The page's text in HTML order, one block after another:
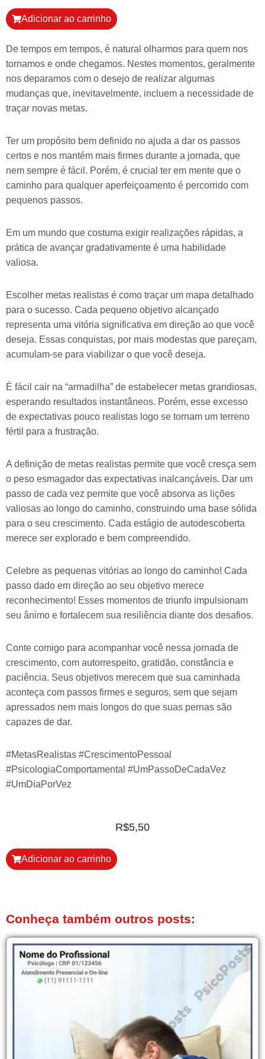
Adicionar ao carrinho
De tempos em tempos, é natural olharmos para quem nos
tornamos e onde chegamos. Nestes momentos, geralmente
nos deparamos com o desejo de realizar algumas
mudanças que, inevitavelmente, incluem a necessidade de
traçar novas metas.
Ter um propósito bem definido no ajuda a dar os passos
certos e nos mantém mais firmes durante a jornada, que
nem sempre é fácil. Porém, é crucial ter em mente que o
caminho para qualquer aperfeiçoamento é percorrido com
pequenos passos.
Em um mundo que costuma exigir realizações rápidas, a
prática de avançar gradativamente é uma habilidade
valiosa.
Escolher metas realistas é como traçar um mapa detalhado
para o sucesso. Cada pequeno objetivo alcançado
representa uma vitória significativa em direção ao que você
deseja. Essas conquistas, por mais modestas que pareçam,
acumulam-se para viabilizar o que você deseja.
É fácil cair na “armadilha” de estabelecer metas grandiosas,
esperando resultados instantâneos. Porém, esse excesso
de expectativas pouco realistas logo se tornam um terreno
fértil para a frustração.
A definição de metas realistas permite que você cresça sem
o peso esmagador das expectativas inalcançáveis. Dar um
passo de cada vez permite que você absorva as lições
valiosas ao longo do caminho, construindo uma base sólida
para o seu crescimento. Cada estágio de autodescoberta
merece ser explorado e bem compreendido.
Celebre as pequenas vitórias ao longo do caminho! Cada
passo dado em direção ao seu objetivo merece
reconhecimento! Esses momentos de triunfo impulsionam
seu ânimo e fortalecem sua resiliência diante dos desafios.
Conte comigo para acompanhar você nessa jornada de
crescimento, com autorrespeito, gratidão, constância e
paciência. Seus objetivos merecem que sua caminhada
aconteça com passos firmes e seguros, sem que sejam
apressados nem mais longos do que suas pernas são
capazes de dar.
#MetasRealistas #CrescimentoPessoal
#PsicologiaComportamental #UmPassoDeCadaVez
#UmDiaPorVez
R$5,50
Adicionar ao carrinho
Conheça também outros posts: